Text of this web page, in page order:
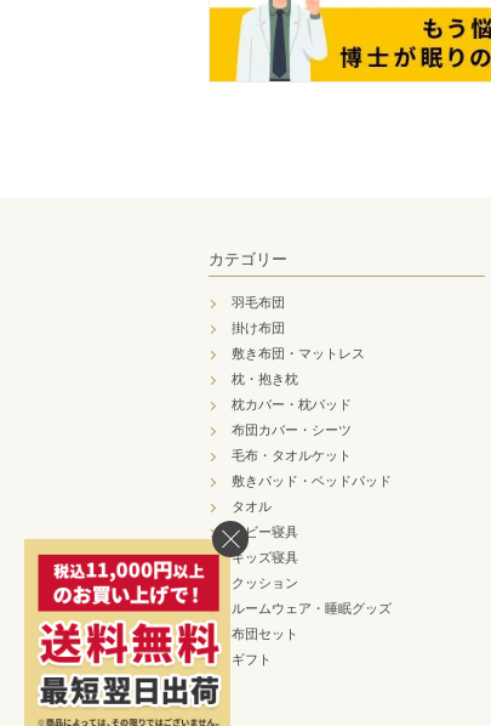
カテゴリー
羽毛布団
掛け布団
敷き布団・マットレス
枕・抱き枕
枕カバー・枕パッド
布団カバー・シーツ
毛布・タオルケット
敷きパッド・ベッドパッド
タオル
ベビー寝具
キッズ寝具
クッション
ルームウェア・睡眠グッズ
布団セット
ギフト